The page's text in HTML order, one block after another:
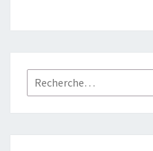
Rechercher :